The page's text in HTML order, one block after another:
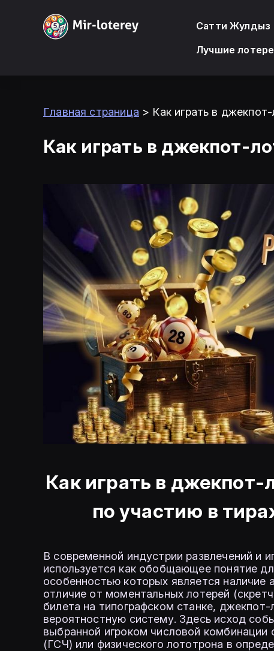
Сатти Жулдыз
Лучшие
Главная страница > Как играть в
Как играть в джекпот-
Как играть в джекпот-
по участию в
В современной индустрии развлечений и
используется как обобщающее понятие
особенностью которых является наличие
отличие от моментальных лотерей
билета на типографском станке,
вероятностную систему. Здесь исход
выбранной игроком числовой комбинации
(ГСЧ) или физического лототрона в